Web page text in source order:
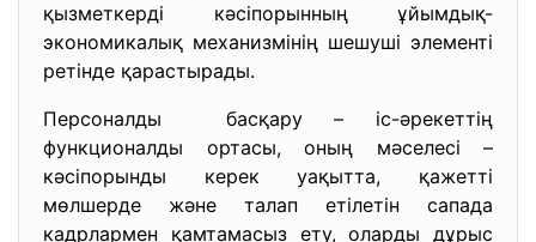
қызметкерді кәсіпорынның ұйымдық-
экономикалық механизмінің шешуші элементі
ретінде қарастырады.
Персоналды басқару – іс-әрекеттің
функционалды ортасы, оның мәселесі –
кәсіпорынды керек уақытта, қажетті
мөлшерде және талап етілетін сапада
кадрлармен қамтамасыз ету, оларды дұрыс